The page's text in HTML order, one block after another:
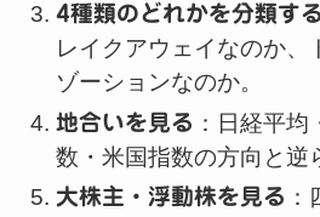
4種類のどれかを分類する
レイクアウェイなのか、
ゾーションなのか。
地合いを見る ：日経平
数・米国指数の方向と逆
大株主・浮動株を見る